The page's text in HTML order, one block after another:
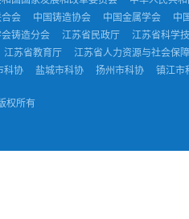
会 中国铸造协会 中国金属学会
中
铸造分会 江苏省民政厅
江苏省科学
江苏省教育厅
江苏省人力资源与社会保
科协 盐城市科协 扬州市科协 镇江市
权所有